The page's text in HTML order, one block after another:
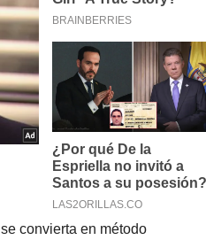
convierta en método